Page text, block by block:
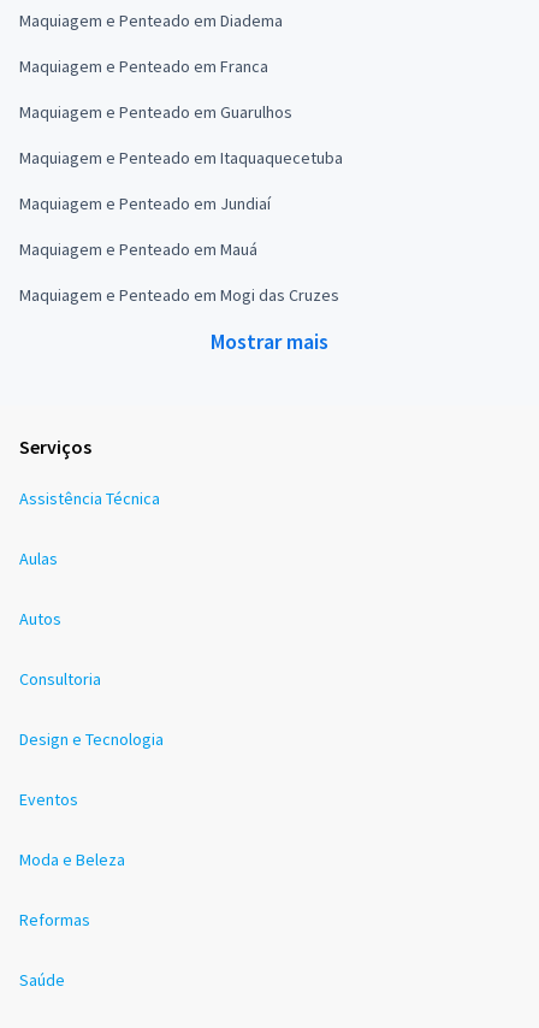
Maquiagem e Penteado em Diadema
Maquiagem e Penteado em Franca
Maquiagem e Penteado em Guarulhos
Maquiagem e Penteado em Itaquaquecetuba
Maquiagem e Penteado em Jundiaí
Maquiagem e Penteado em Mauá
Maquiagem e Penteado em Mogi das Cruzes
Mostrar mais
Serviços
Assistência Técnica
Aulas
Autos
Consultoria
Design e Tecnologia
Eventos
Moda e Beleza
Reformas
Saúde